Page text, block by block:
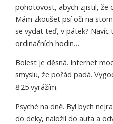
pohotovost, abych zjistil, že
Mám zkoušet psí oči na
se vydat teď, v pátek? Navíc
ordinačních hodin…
Bolest je děsná. Internet
smyslu, že pořád padá.
8:25 vyrážím.
Psyché na dně. Byl bych
do deky, naložil do auta a